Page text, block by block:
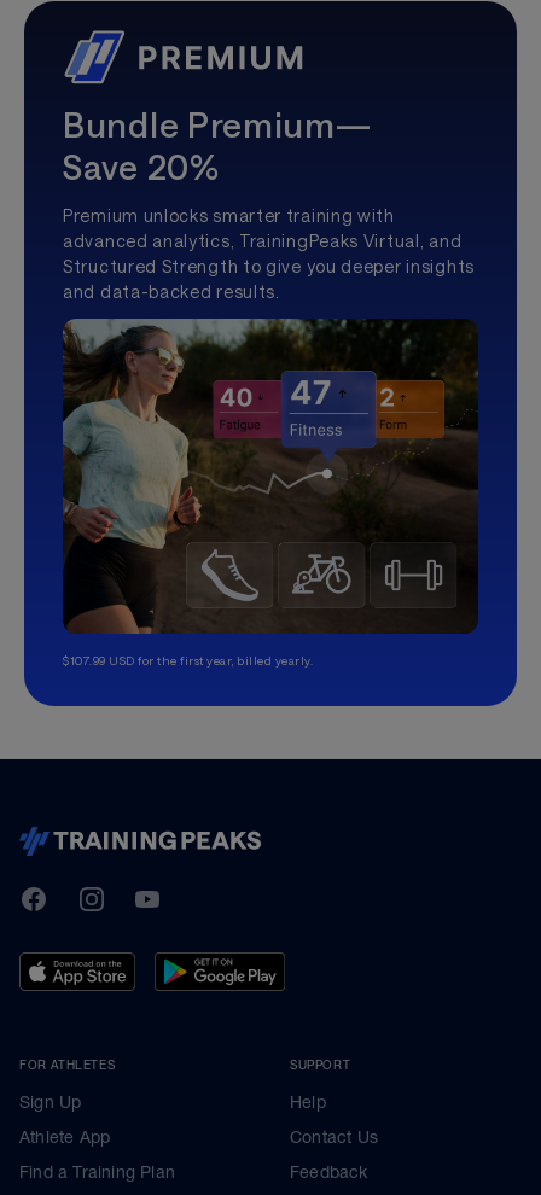
Bundle Premium—
Save 20%
Premium unlocks smarter training with
advanced analytics, TrainingPeaks Virtual, and
Structured Strength to give you deeper insights
and data-backed results.
$107.99 USD for the first year, billed yearly.
TrainingPeaks
FacebookInstagramYoutube
FOR ATHLETES
Sign Up
Athlete App
Find a Training Plan
SUPPORT
Help
Contact Us
Feedback